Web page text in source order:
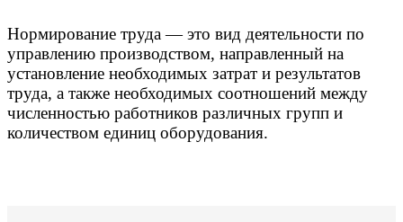
Нормирование труда — это вид деятельности по
управлению производством, направленный на
установление необходимых затрат и результатов
труда, а также необходимых соотношений между
численностью работников различных групп и
количеством единиц оборудования.